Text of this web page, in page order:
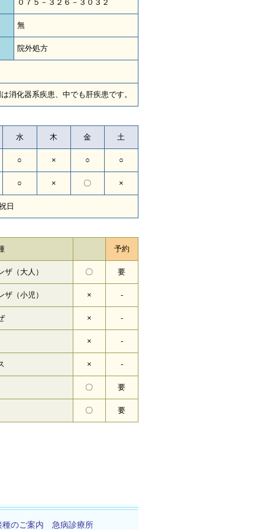
０７５－３２６－３０３２
無
院外処方
消化器系疾患、中でも肝疾患です。
水 木 金 土
○ × ○ ○
○ × 〇 ×
日
予約
ザ（大人） 〇 要
ザ（小児） × -
× -
× -
× -
〇 要
〇 要
種のご案内 急病診療所